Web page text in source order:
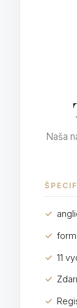
Naša
✓
✓
✓ 11
✓
✓